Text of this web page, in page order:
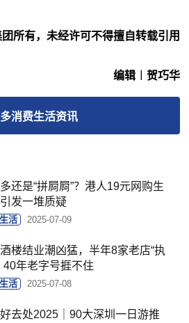
所有，未经许可不得擅自转载引用
编辑︱贺巧华
消费生活资讯
还是“拼屙屙”？港人19元网购生
发一堆质疑
活 2025-07-09
楼结业潮凶猛，半年8家老店“执
40年老字号捱不住
活 2025-07-08
去处2025｜90大深圳一日游推